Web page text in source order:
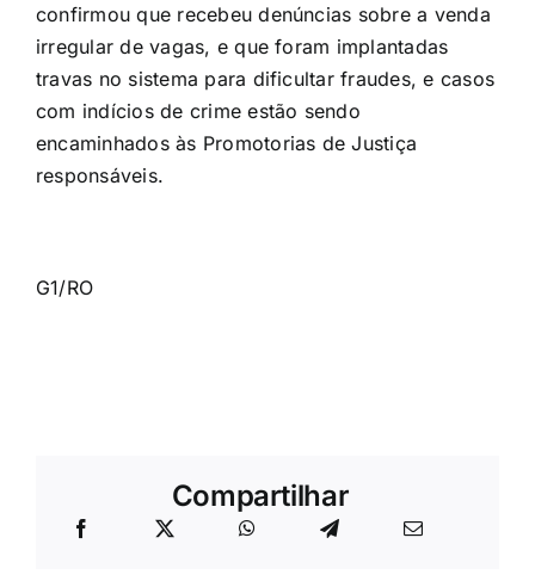
confirmou que recebeu denúncias sobre a venda
irregular de vagas, e que foram implantadas
travas no sistema para dificultar fraudes, e casos
com indícios de crime estão sendo
encaminhados às Promotorias de Justiça
responsáveis.
G1/RO
Compartilhar